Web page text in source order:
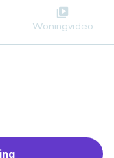
Woningvideo